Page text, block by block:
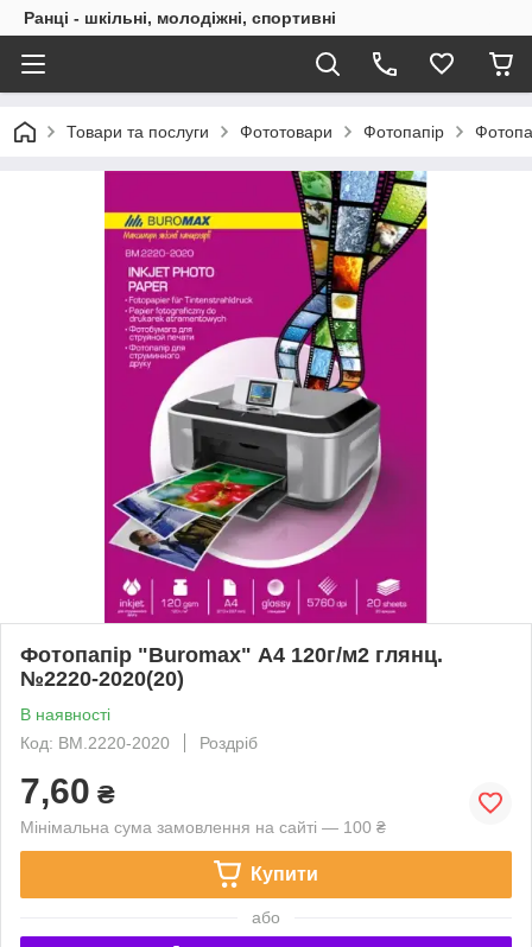
Ранці - шкільні, молодіжні, спортивні
Товари та послуги Фототовари Фотопапір
Фотопапір "Buromax" А4 120г/м2 глянц.
№2220-2020(20)
В наявності
Код: BM.2220-2020
Роздріб
7,60 ₴
Мінімальна сума замовлення на сайті — 100 ₴
Купити
або